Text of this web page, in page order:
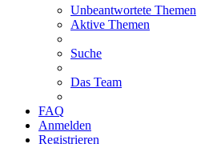
Unbeantwortete Themen
Aktive Themen
Suche
Das Team
FAQ
Anmelden
Registrieren